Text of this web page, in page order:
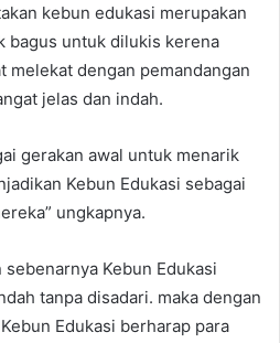
kebun edukasi merupakan
bagus untuk dilukis kerena
melekat dengan pemandangan
jelas dan indah.
gerakan awal untuk menarik
Kebun Edukasi sebagai
ungkapnya.
Kebun Edukasi
tanpa disadari. maka dengan
Edukasi berharap para